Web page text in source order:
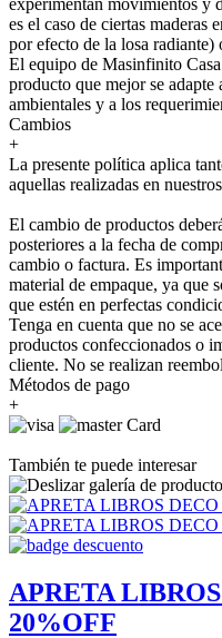
es el caso de ciertas maderas
por efecto de la losa radiante)
El equipo de Masinfinito
producto que mejor se
ambientales y a los
Cambios
+
La presente política aplica
aquellas realizadas en
El cambio de productos
posteriores a la fecha de
cambio o factura. Es
material de empaque, ya que
que estén en perfectas
Tenga en cuenta que no se
productos confeccionados o
cliente. No se realizan
Métodos de pago
+
También te puede interesar
APRETA
20%OFF